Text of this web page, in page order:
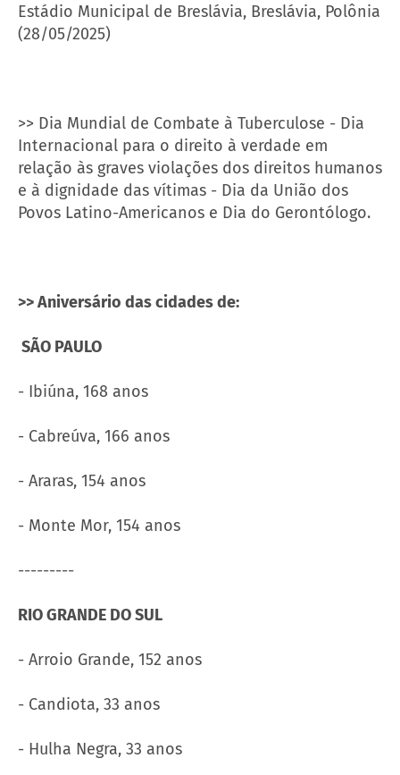
Estádio Municipal de Breslávia, Breslávia, Polônia
(28/05/2025)
>> Dia Mundial de Combate à Tuberculose - Dia
Internacional para o direito à verdade em
relação às graves violações dos direitos humanos
e à dignidade das vítimas - Dia da União dos
Povos Latino-Americanos e Dia do Gerontólogo.
>> Aniversário das cidades de:
SÃO PAULO
- Ibiúna, 168 anos
- Cabreúva, 166 anos
- Araras, 154 anos
- Monte Mor, 154 anos
---------
RIO GRANDE DO SUL
- Arroio Grande, 152 anos
- Candiota, 33 anos
- Hulha Negra, 33 anos